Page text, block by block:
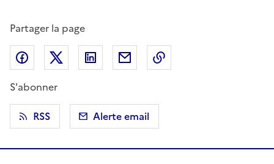
Partager la page
Partager sur Facebook
Partager sur X (anciennement Twitter)
Partager sur LinkedIn
Partager par email
S'abonner
RSS
Alerte email